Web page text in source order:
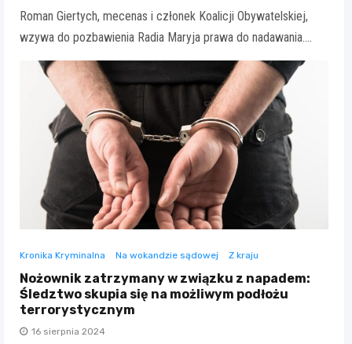
Roman Giertych, mecenas i członek Koalicji Obywatelskiej,
wzywa do pozbawienia Radia Maryja prawa do nadawania.…
Kronika Kryminalna Na wokandzie sądowej Z kraju
Nożownik zatrzymany w związku z napadem:
Śledztwo skupia się na możliwym podłożu
terrorystycznym
16 sierpnia 2024